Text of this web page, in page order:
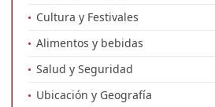
Cultura y Festivales
Alimentos y bebidas
Salud y Seguridad
Ubicación y Geografía